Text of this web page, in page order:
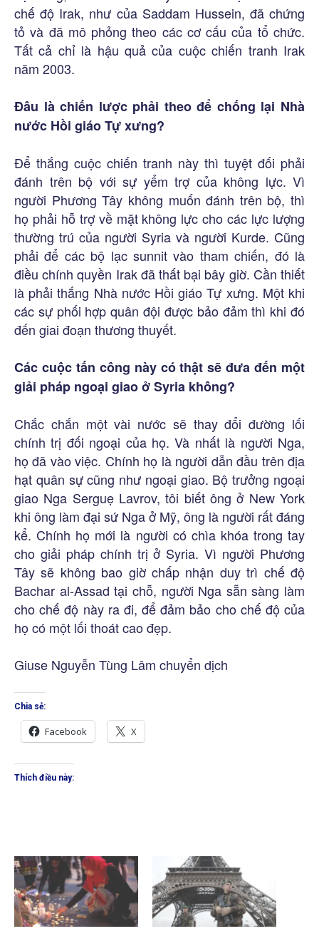
chế độ Irak, như của Saddam Hussein, đã chứng
tỏ và đã mô phỏng theo các cơ cấu của tổ chức.
Tất cả chỉ là hậu quả của cuộc chiến tranh Irak
năm 2003.
Đâu là chiến lược phải theo để chống lại Nhà
nước Hồi giáo Tự xưng?
Để thắng cuộc chiến tranh này thì tuyệt đối phải
đánh trên bộ với sự yểm trợ của không lực. Vì
người Phương Tây không muốn đánh trên bộ, thì
họ phải hỗ trợ về mặt không lực cho các lực lượng
thường trú của người Syria và người Kurde. Cũng
phải để các bộ lạc sunnit vào tham chiến, đó là
điều chính quyền Irak đã thất bại bây giờ. Cần thiết
là phải thắng Nhà nước Hồi giáo Tự xưng. Một khi
các sự phối hợp quân đội được bảo đảm thì khi đó
đến giai đoạn thương thuyết.
Các cuộc tấn công này có thật sẽ đưa đến một
giải pháp ngoại giao ở Syria không?
Chắc chắn một vài nước sẽ thay đổi đường lối
chính trị đối ngoại của họ. Và nhất là người Nga,
họ đã vào việc. Chính họ là người dẫn đầu trên địa
hạt quân sự cũng như ngoại giao. Bộ trưởng ngoại
giao Nga Serguẹ Lavrov, tôi biết ông ở New York
khi ông làm đại sứ Nga ở Mỹ, ông là người rất đáng
kể. Chính họ mới là người có chìa khóa trong tay
cho giải pháp chính trị ở Syria. Vì người Phương
Tây sẽ không bao giờ chấp nhận duy trì chế độ
Bachar al-Assad tại chỗ, người Nga sẵn sàng làm
cho chế độ này ra đi, để đảm bảo cho chế độ của
họ có một lối thoát cao đẹp.
Giuse Nguyễn Tùng Lâm chuyển dịch
Chia sẻ:
Facebook X
Thích điều này: